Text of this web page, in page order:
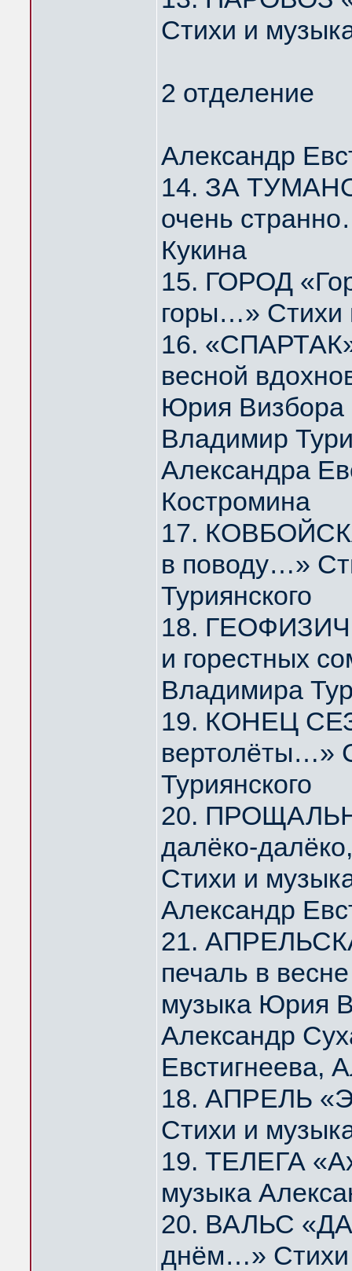
Стихи и
2 отделение
Александр
14. ЗА
очень
Кукина
15. ГОРОД
горы…» Стихи
16.
весной
Юрия Визбора
Владимир
Александра
Костромина
17.
в поводу…»
Туриянского
18.
и горестных
Владимира
19. КОНЕЦ
вертолёты…»
Туриянского
20.
далёко-
Стихи и
Александр
21.
печаль в
музыка Юрия
Александр
Евстигнеева,
18. АПРЕЛЬ
Стихи и
19. ТЕЛЕГА
музыка
20. ВАЛЬС «ДА
днём…» Стихи